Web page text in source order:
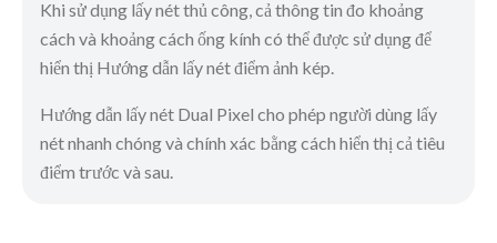
Khi sử dụng lấy nét thủ công, cả thông tin đo khoảng
cách và khoảng cách ống kính có thể được sử dụng để
hiển thị Hướng dẫn lấy nét điểm ảnh kép.
Hướng dẫn lấy nét Dual Pixel cho phép người dùng lấy
nét nhanh chóng và chính xác bằng cách hiển thị cả tiêu
điểm trước và sau.